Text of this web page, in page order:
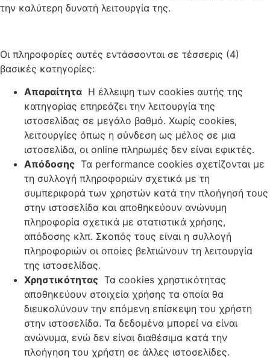
την καλύτερη δυνατή λειτουργία της.
Οι πληροφορίες αυτές εντάσσονται σε τέσσερις (4)
βασικές κατηγορίες:
Απαραίτητα Η έλλειψη των cookies αυτής της
κατηγορίας επηρεάζει την λειτουργία της
ιστοσελίδας σε μεγάλο βαθμό. Χωρίς cookies,
λειτουργίες όπως η σύνδεση ως μέλος σε μια
ιστοσελίδα, οι online πληρωμές δεν είναι εφικτές.
Απόδοσης Τα performance cookies σχετίζονται με
τη συλλογή πληροφοριών σχετικά με τη
συμπεριφορά των χρηστών κατά την πλοήγησή τους
στην ιστοσελίδα και αποθηκεύουν ανώνυμη
πληροφορία σχετικά με στατιστικά χρήσης,
απόδοσης κλπ. Σκοπός τους είναι η συλλογή
πληροφοριών οι οποίες βελτιώνουν τη λειτουργία
της ιστοσελίδας.
Χρηστικότητας Τα cookies χρηστικότητας
αποθηκεύουν στοιχεία χρήσης τα οποία θα
διευκολύνουν την επόμενη επίσκεψη του χρήστη
στην ιστοσελίδα. Τα δεδομένα μπορεί να είναι
ανώνυμα, ενώ δεν είναι διαθέσιμα κατά την
πλοήγηση του χρήστη σε άλλες ιστοσελίδες.